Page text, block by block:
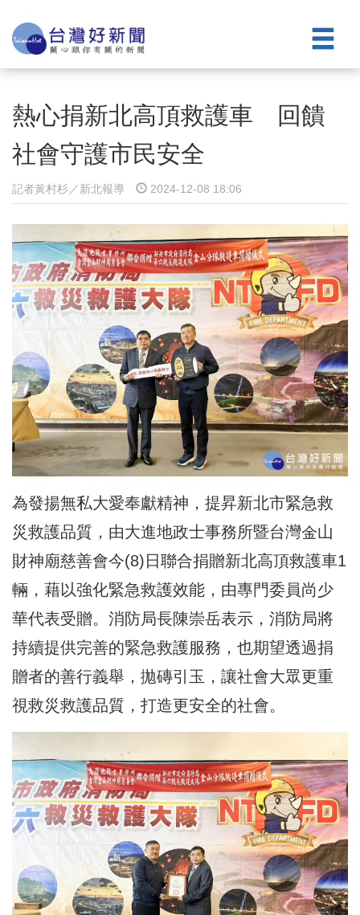
熱心捐新北高頂救護車 回饋
社會守護市民安全
記者黃村杉／新北報導 2024-12-08 18:06
為發揚無私大愛奉獻精神，提昇新北市緊急救
災救護品質，由大進地政士事務所暨台灣金山
財神廟慈善會今(8)日聯合捐贈新北高頂救護車1
輛，藉以強化緊急救護效能，由專門委員尚少
華代表受贈。消防局長陳崇岳表示，消防局將
持續提供完善的緊急救護服務，也期望透過捐
贈者的善行義舉，拋磚引玉，讓社會大眾更重
視救災救護品質，打造更安全的社會。